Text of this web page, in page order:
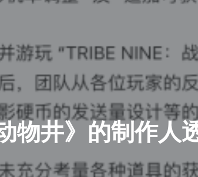
物井》的制作人